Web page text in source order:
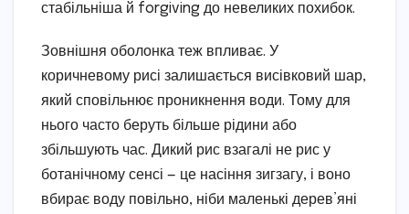
стабільніша й forgiving до невеликих похибок.
Зовнішня оболонка теж впливає. У
коричневому рисі залишається висівковий шар,
який сповільнює проникнення води. Тому для
нього часто беруть більше рідини або
збільшують час. Дикий рис взагалі не рис у
ботанічному сенсі — це насіння зигзагу, і воно
вбирає воду повільно, ніби маленькі дерев’яні